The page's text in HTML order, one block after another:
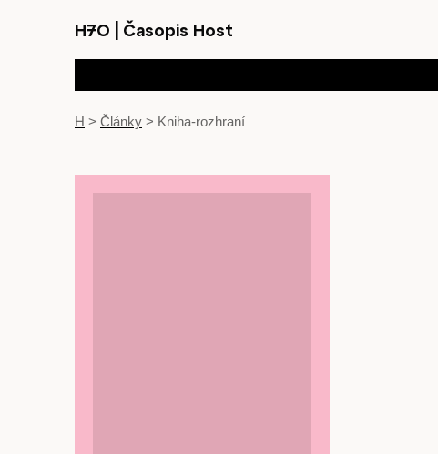
H7O Časopis Host
H > Články > Kniha-rozhraní